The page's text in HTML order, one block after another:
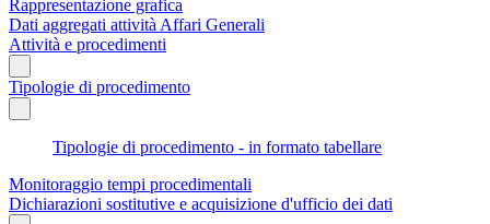
Rappresentazione grafica
Dati aggregati attività Affari Generali
Attività e procedimenti
Tipologie di procedimento
Tipologie di procedimento - in formato tabellare
Monitoraggio tempi procedimentali
Dichiarazioni sostitutive e acquisizione d'ufficio dei dati